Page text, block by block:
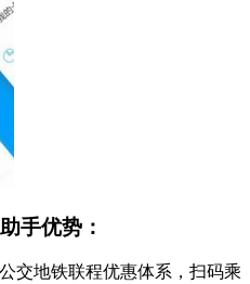
手优势：
交地铁联程优惠体系，扫码乘